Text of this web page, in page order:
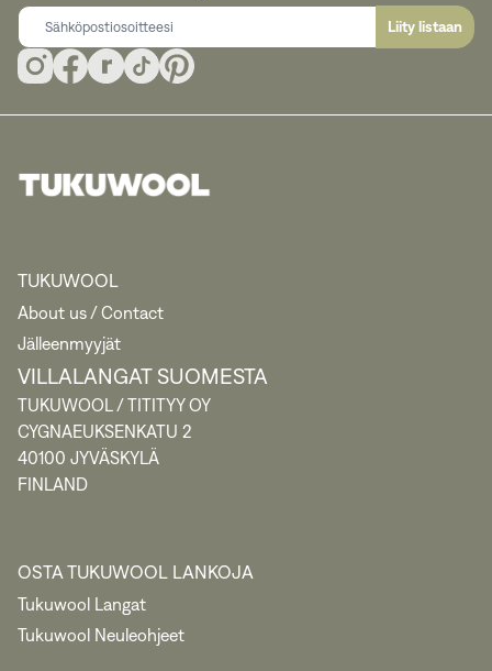
Liity listaan
TUKUWOOL
About us / Contact
Jälleenmyyjät
VILLALANGAT SUOMESTA
TUKUWOOL / TITITYY OY
CYGNAEUKSENKATU 2
40100 JYVÄSKYLÄ
FINLAND
OSTA TUKUWOOL LANKOJA
Tukuwool Langat
Tukuwool Neuleohjeet